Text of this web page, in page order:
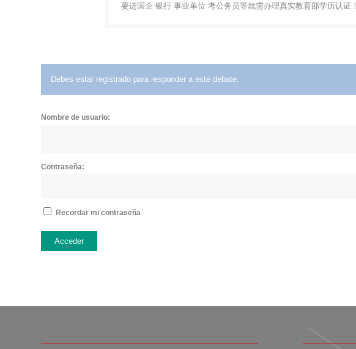
要进国企 银行 事业单位 考公务员等就需办理真实教育部学历认证！
Debes estar registrado para responder a este debate.
Nombre de usuario:
Contraseña:
Recordar mi contraseña
Acceder